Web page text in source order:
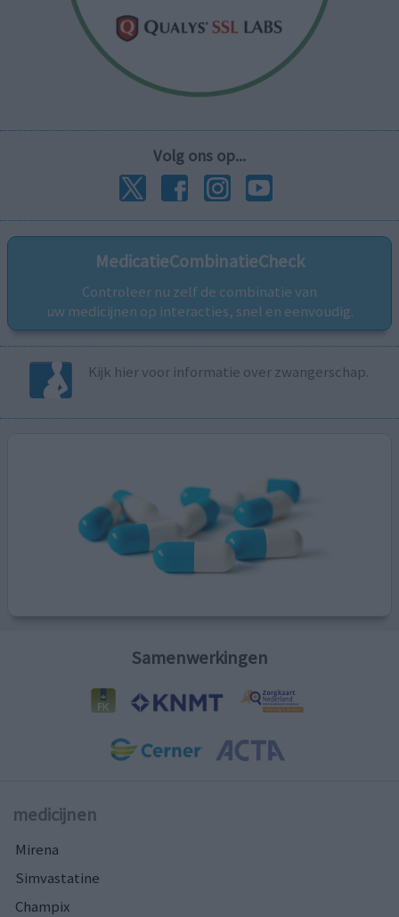
Volg ons op...
MedicatieCombinatieCheck
Controleer nu zelf de combinatie van
uw medicijnen op interacties, snel en eenvoudig.
Kijk hier voor informatie over zwangerschap.
Samenwerkingen
medicijnen
Mirena
Simvastatine
Champix